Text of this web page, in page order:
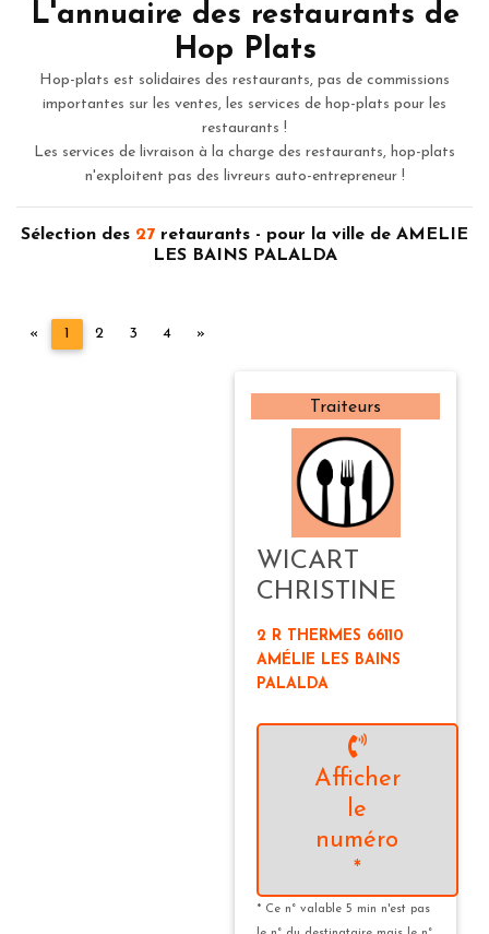
L'annuaire des restaurants de
Hop Plats
Hop-plats est solidaires des restaurants, pas de commissions
importantes sur les ventes, les services de hop-plats pour les
restaurants !
Les services de livraison à la charge des restaurants, hop-plats
n'exploitent pas des livreurs auto-entrepreneur !
Sélection des 27 retaurants - pour la ville de AMELIE
LES BAINS PALALDA
« Précédent
1 2 3 4 »
Traiteurs
WICART
CHRISTINE
2 R THERMES 66110
AMÉLIE LES BAINS
PALALDA
Afficher
le
numéro
*
* Ce n° valable 5 min n'est pas